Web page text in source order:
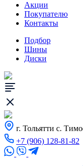
Акции
Покупателю
Контакты
Подбор
Шины
Диски
г. Тольятти с.
+7 (906) 128-81-82